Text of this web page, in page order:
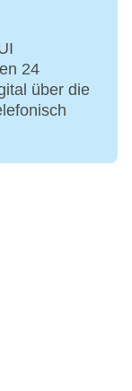
24
über die